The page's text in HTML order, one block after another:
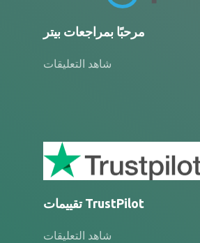
مرحبًا بمراجعات بيتر
شاهد التعليقات
تقييمات TrustPilot
شاهد التعليقات